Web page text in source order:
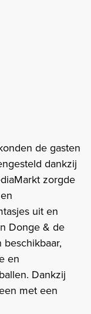
de gasten
dankzij
zorgde
uit en
Donge & de
en
Dankzij
met een